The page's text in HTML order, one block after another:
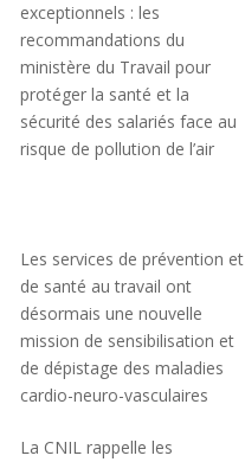
exceptionnels : les
recommandations du
ministère du Travail pour
protéger la santé et la
sécurité des salariés face au
risque de pollution de l’air
Les services de prévention et
de santé au travail ont
désormais une nouvelle
mission de sensibilisation et
de dépistage des maladies
cardio-neuro-vasculaires
La CNIL rappelle les